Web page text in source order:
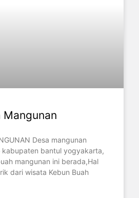
Mangunan
Desa mangunan
kabupaten bantul yogyakarta,
mangunan ini berada,Hal
dari wisata Kebun Buah